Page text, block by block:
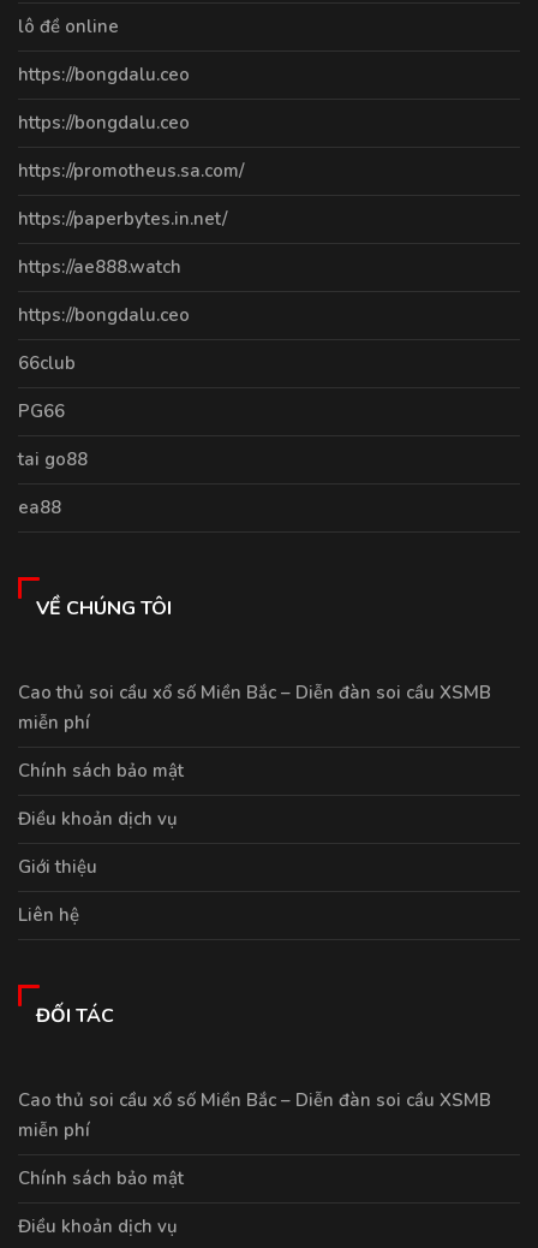
lô đề online
https://bongdalu.ceo
https://bongdalu.ceo
https://promotheus.sa.com/
https://paperbytes.in.net/
https://ae888.watch
https://bongdalu.ceo
66club
PG66
tai go88
ea88
VỀ CHÚNG TÔI
Cao thủ soi cầu xổ số Miền Bắc – Diễn đàn soi cầu XSMB
miễn phí
Chính sách bảo mật
Điều khoản dịch vụ
Giới thiệu
Liên hệ
ĐỐI TÁC
Cao thủ soi cầu xổ số Miền Bắc – Diễn đàn soi cầu XSMB
miễn phí
Chính sách bảo mật
Điều khoản dịch vụ